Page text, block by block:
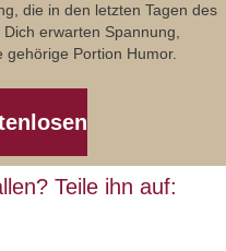
die in den letzten Tagen des
erwarten Spannung,
Portion Humor.
Teile ihn auf: